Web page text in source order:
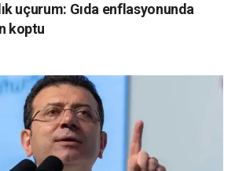
uçurum: Gıda enflasyonunda
koptu